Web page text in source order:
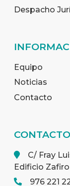
Despacho
Equipo
Noticias
Contacto
CONTACTO
C/ Fray
Edificio
976 221